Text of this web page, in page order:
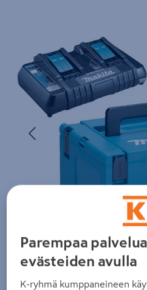
Yksityiskohtainen kuvaus
Edellinen
Parempaa palvelua
evästeiden avulla
K-ryhmä kumppaneineen